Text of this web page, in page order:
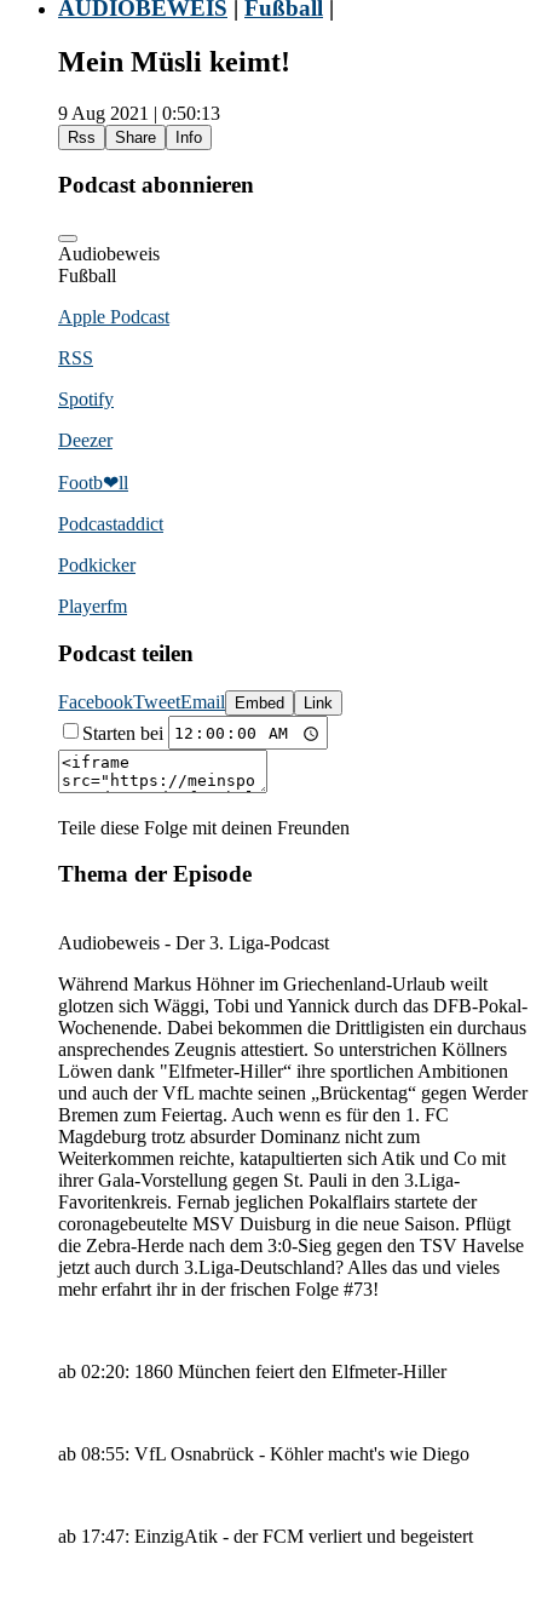
AUDIOBEWEIS | Fußball |
Mein Müsli keimt!
9 Aug 2021 | 0:50:13
Rss Share Info
Podcast abonnieren
Audiobeweis
Fußball
Apple Podcast
RSS
Spotify
Deezer
Footb❤ll
Podcast­addict
Podkicker
Playerfm
Podcast teilen
FacebookTweetEmail Embed Link
Starten bei
Teile diese Folge mit deinen Freunden
Thema der Episode
Audiobeweis - Der 3. Liga-Podcast
Während Markus Höhner im Griechenland-Urlaub weilt
glotzen sich Wäggi, Tobi und Yannick durch das DFB-Pokal-
Wochenende. Dabei bekommen die Drittligisten ein durchaus
ansprechendes Zeugnis attestiert. So unterstrichen Köllners
Löwen dank "Elfmeter-Hiller“ ihre sportlichen Ambitionen
und auch der VfL machte seinen „Brückentag“ gegen Werder
Bremen zum Feiertag. Auch wenn es für den 1. FC
Magdeburg trotz absurder Dominanz nicht zum
Weiterkommen reichte, katapultierten sich Atik und Co mit
ihrer Gala-Vorstellung gegen St. Pauli in den 3.Liga-
Favoritenkreis. Fernab jeglichen Pokalflairs startete der
coronagebeutelte MSV Duisburg in die neue Saison. Pflügt
die Zebra-Herde nach dem 3:0-Sieg gegen den TSV Havelse
jetzt auch durch 3.Liga-Deutschland? Alles das und vieles
mehr erfahrt ihr in der frischen Folge #73!
ab 02:20: 1860 München feiert den Elfmeter-Hiller
ab 08:55: VfL Osnabrück - Köhler macht's wie Diego
ab 17:47: EinzigAtik - der FCM verliert und begeistert